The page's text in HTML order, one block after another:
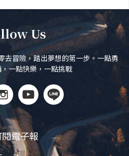
Us
去冒險，踏出夢想的第一步。一點勇
一點快樂，一點挑戰
電子報